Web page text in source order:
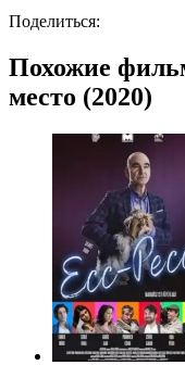
Поделиться:
Похожие
место (2020)